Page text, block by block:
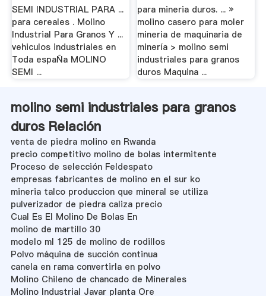
SEMI INDUSTRIAL PARA ...
para cereales . Molino
Industrial Para Granos Y ...
vehiculos industriales en
Toda espaÑa MOLINO
SEMI ...
para mineria duros. ... »
molino casero para moler
mineria de maquinaria de
minería > molino semi
industriales para granos
duros Maquina ...
molino semi industriales para granos
duros Relación
venta de piedra molino en Rwanda
precio competitivo molino de bolas intermitente
Proceso de selección Feldespato
empresas fabricantes de molino en el sur ko
mineria talco produccion que mineral se utiliza
pulverizador de piedra caliza precio
Cual Es El Molino De Bolas En
molino de martillo 30
modelo ml 125 de molino de rodillos
Polvo máquina de succión continua
canela en rama convertirla en polvo
Molino Chileno de chancado de Minerales
Molino Industrial Javar planta Ore